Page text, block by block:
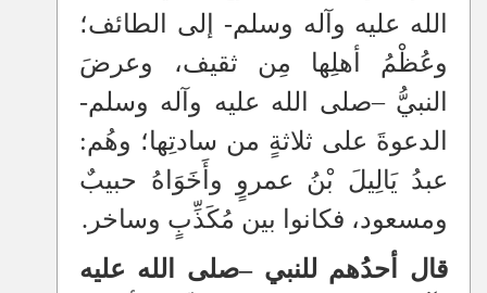
الله عليه وآله وسلم- إلى الطائف؛
وعُظْمُ أهلِها مِن ثقيف، وعرضَ
النبيُّ–صلى الله عليه وآله وسلم-
الدعوةَ على ثلاثةٍ من سادتِها؛ وهُم:
عبدُ يَالِيلَ بْنُ عمروٍ وأَخَوَاهُ حبيبٌ
ومسعود، فكانوا بين مُكَذِّبٍ وساخر.
قال أحدُهم للنبي–صلى الله عليه